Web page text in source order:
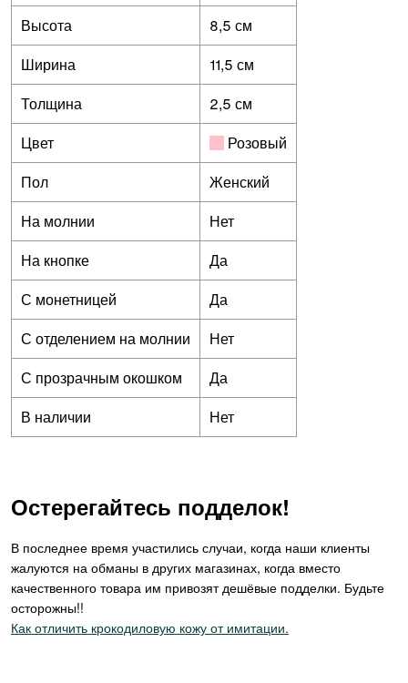
Высота
8,5 см
Ширина
11,5 см
Толщина
2,5 см
Цвет
Розовый
Пол
Женский
На молнии
Нет
На кнопке
Да
С монетницей
Да
С отделением на молнии
Нет
С прозрачным окошком
Да
В наличии
Нет
Остерегайтесь подделок!
В последнее время участились случаи, когда наши клиенты
жалуются на обманы в других магазинах, когда вместо
качественного товара им привозят дешёвые подделки. Будьте
осторожны!!
Как отличить крокодиловую кожу от имитации.